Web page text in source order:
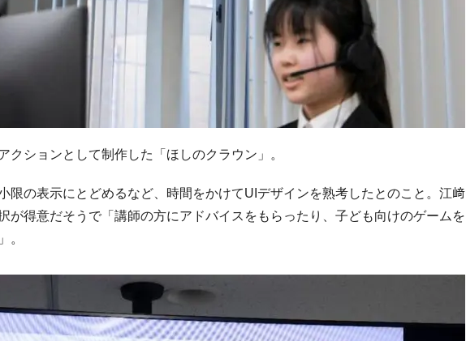
クションとして制作した「ほしのクラウン」。
限の表示にとどめるなど、時間をかけてUI デザインを熟考したとのこと。江﨑
が得意だそうで「講師の方にアドバイスをもらったり、子ども向けのゲームを
。